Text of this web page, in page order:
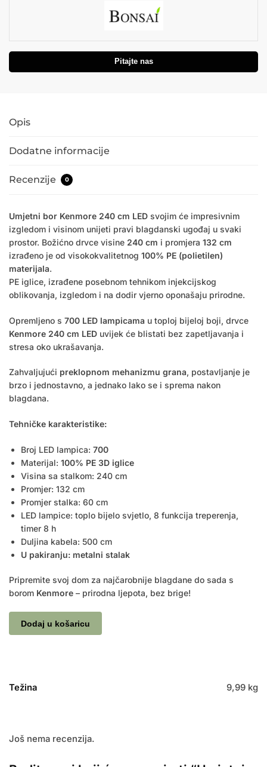
Pitajte nas
Opis
Dodatne informacije
Recenzije 0
Umjetni bor Kenmore 240 cm LED svojim će impresivnim
izgledom i visinom unijeti pravi blagdanski ugođaj u svaki
prostor. Božićno drvce visine 240 cm i promjera 132 cm
izrađeno je od visokokvalitetnog 100% PE (polietilen)
materijala.
PE iglice, izrađene posebnom tehnikom injekcijskog
oblikovanja, izgledom i na dodir vjerno oponašaju prirodne.
Opremljeno s 700 LED lampicama u toploj bijeloj boji, drvce
Kenmore 240 cm LED uvijek će blistati bez zapetljavanja i
stresa oko ukrašavanja.
Zahvaljujući preklopnom mehanizmu grana, postavljanje je
brzo i jednostavno, a jednako lako se i sprema nakon
blagdana.
Tehničke karakteristike:
Broj LED lampica: 700
Materijal: 100% PE 3D iglice
Visina sa stalkom: 240 cm
Promjer: 132 cm
Promjer stalka: 60 cm
LED lampice: toplo bijelo svjetlo, 8 funkcija treperenja,
timer 8 h
Duljina kabela: 500 cm
U pakiranju: metalni stalak
Pripremite svoj dom za najčarobnije blagdane do sada s
borom Kenmore – prirodna ljepota, bez brige!
Dodaj u košaricu
Težina 9,99 kg
Još nema recenzija.